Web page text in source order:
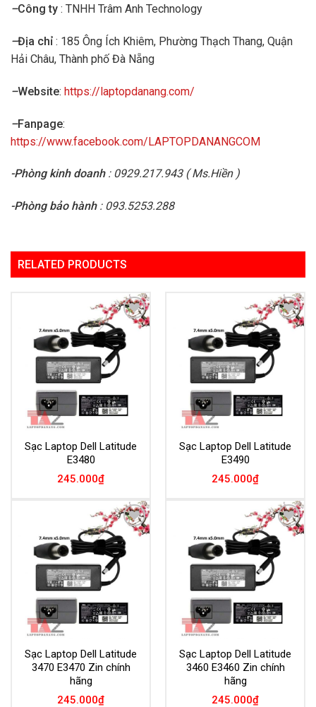
–Công ty : TNHH Trâm Anh Technology
–Địa chỉ : 185 Ông Ích Khiêm, Phường Thạch Thang, Quận
Hải Châu, Thành phố Đà Nẵng
–Website: https://laptopdanang.com/
–Fanpage:
https://www.facebook.com/LAPTOPDANANGCOM
-Phòng kinh doanh: 0929.217.943 ( Ms.Hiền )
-Phòng bảo hành: 093.5253.288
RELATED PRODUCTS
Add to
Wishlist
Sạc Laptop Dell Latitude
E3480
245.000₫
Add to
Wishlist
Sạc Laptop Dell Latitude
E3490
245.000₫
Add to
Wishlist
Sạc Laptop Dell Latitude
3470 E3470 Zin chính
hãng
245.000₫
Add to
Wishlist
Sạc Laptop Dell Latitude
3460 E3460 Zin chính
hãng
245.000₫